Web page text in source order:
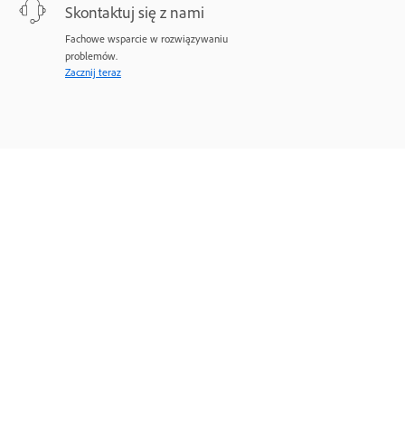
Skontaktuj się z nami
Fachowe wsparcie w rozwiązywaniu
problemów.
Zacznij teraz